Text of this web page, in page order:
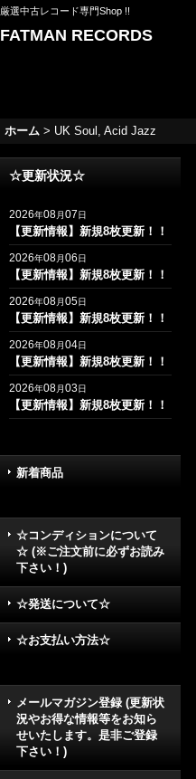
厳選中古レコード専門Shop !!
FATMAN RECORDS
ホーム > UK Soul, Acid Jazz
☆更新状況☆
2026年08月07日
【更新情報】新規8枚更新！！
2026年08月06日
【更新情報】新規8枚更新！！
2026年08月05日
【更新情報】新規8枚更新！！
2026年08月04日
【更新情報】新規8枚更新！！
2026年08月03日
【更新情報】新規8枚更新！！
新着商品
☆コンディションについて
☆ (※ご注文前に必ずお読み
下さい！)
☆発送について☆
☆お支払い方法☆
メールマガジン登録 (更新状
況やお得な情報等をお知ら
せいたします。是非ご登録
下さい！)